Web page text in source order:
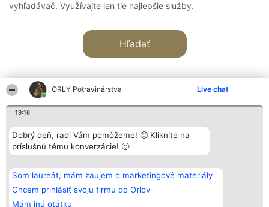
ORLY Potravinárstva Live chat
19:16
Dobrý deň, radi Vám pomôžeme! 🙂 Kliknite na
príslušnú tému konverzácie! 🙂
Som laureát, mám záujem o marketingové materiály
Chcem prihlásiť svoju firmu do Orlov
Mám inú otátku
vyhľadávač. Využívajte len tie najlepšie služby.
Hľadať
Organizátor hodnotenia
Bright Side Solutions sp. z o.
o. sp. k.
Wrocław 50-079
KRS 0000749100 | Regon
381313360 | NIP 8943132676
+48 508 492 400
Hodnotenie
Laureáti
Lista
Laureatów
Podmienky
Obchodné
podmienky
Kontakt
Kontakt